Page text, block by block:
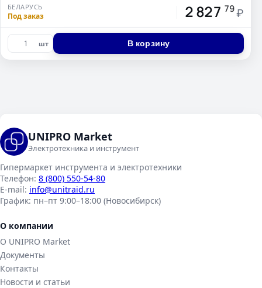
БЕЛАРУСЬ
Под заказ 2 827 79 ₽
шт В корзину
UNIPRO Market
Электротехника и инструмент
Гипермаркет инструмента и электротехники
Телефон: 8 (800) 550-54-80
E-mail: info@unitraid.ru
График: пн–пт 9:00–18:00 (Новосибирск)
О компании
О UNIPRO Market
Документы
Контакты
Новости и статьи